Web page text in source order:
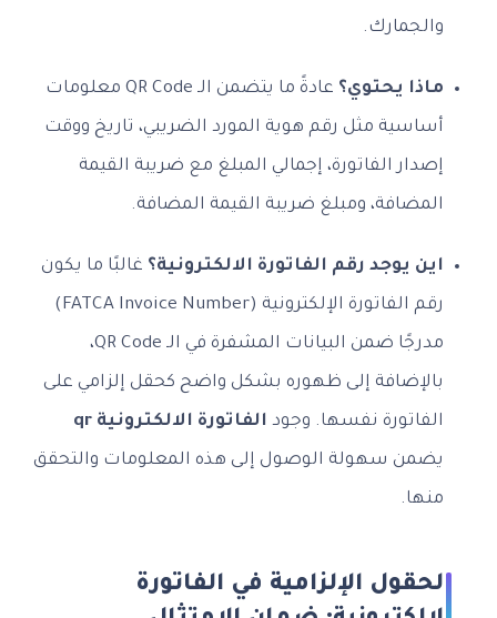
والجمارك.
ماذا يحتوي؟ عادةً ما يتضمن الـ QR Code معلومات
أساسية مثل رقم هوية المورد الضريبي، تاريخ ووقت
إصدار الفاتورة، إجمالي المبلغ مع ضريبة القيمة
المضافة، ومبلغ ضريبة القيمة المضافة.
اين يوجد رقم الفاتورة الالكترونية؟ غالبًا ما يكون
رقم الفاتورة الإلكترونية (FATCA Invoice Number)
مدرجًا ضمن البيانات المشفرة في الـ QR Code،
بالإضافة إلى ظهوره بشكل واضح كحقل إلزامي على
الفاتورة نفسها. وجود الفاتورة الالكترونية qr
يضمن سهولة الوصول إلى هذه المعلومات والتحقق
منها.
الحقول الإلزامية في الفاتورة